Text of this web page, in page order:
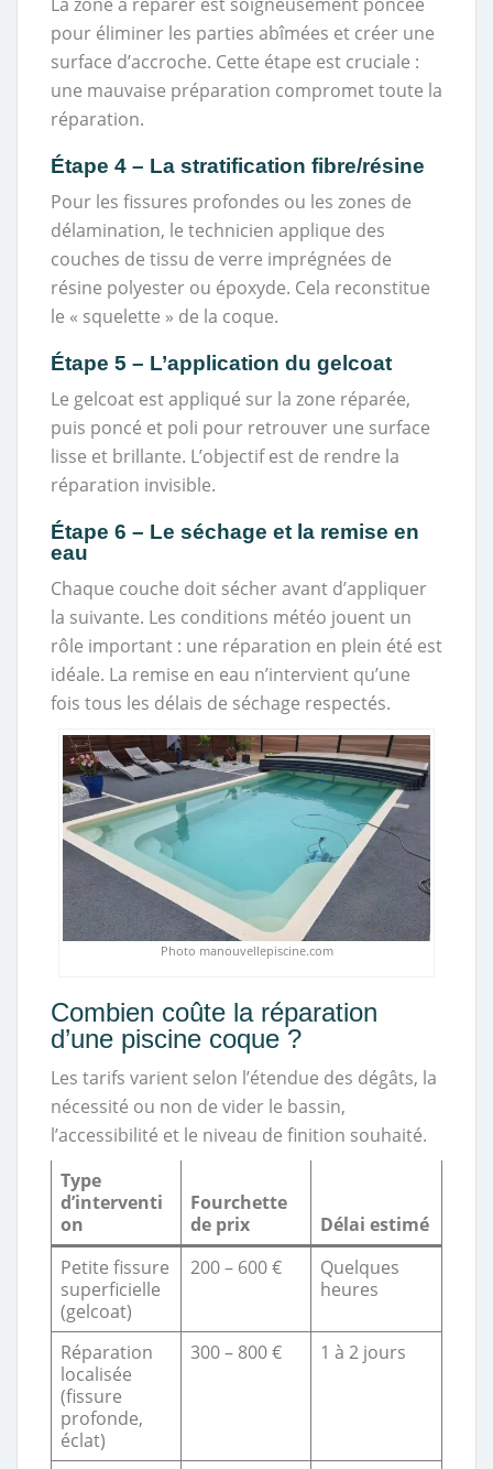
pour éliminer les parties abîmées et créer une
surface d’accroche. Cette étape est cruciale :
une mauvaise préparation compromet toute la
réparation.
Étape 4 – La stratification fibre/résine
Pour les fissures profondes ou les zones de
délamination, le technicien applique des
couches de tissu de verre imprégnées de
résine polyester ou époxyde. Cela reconstitue
le « squelette » de la coque.
Étape 5 – L’application du gelcoat
Le gelcoat est appliqué sur la zone réparée,
puis poncé et poli pour retrouver une surface
lisse et brillante. L’objectif est de rendre la
réparation invisible.
Étape 6 – Le séchage et la remise en
eau
Chaque couche doit sécher avant d’appliquer
la suivante. Les conditions météo jouent un
rôle important : une réparation en plein été est
idéale. La remise en eau n’intervient qu’une
fois tous les délais de séchage respectés.
Photo manouvellepiscine.com
Combien coûte la réparation
d’une piscine coque ?
Les tarifs varient selon l’étendue des dégâts, la
nécessité ou non de vider le bassin,
l’accessibilité et le niveau de finition souhaité.
Type
d’interventi
on
Fourchette
de prix
Délai estimé
Petite fissure
superficielle
(gelcoat)
200 – 600 €
Quelques
heures
Réparation
localisée
(fissure
profonde,
éclat)
300 – 800 € 1 à 2 jours